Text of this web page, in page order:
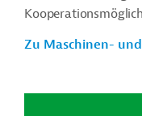
Zu Maschinen-